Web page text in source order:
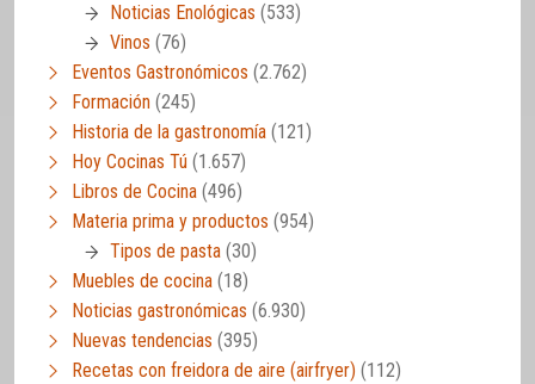
Noticias Enológicas (533)
Vinos (76)
Eventos Gastronómicos (2.762)
Formación (245)
Historia de la gastronomía (121)
Hoy Cocinas Tú (1.657)
Libros de Cocina (496)
Materia prima y productos (954)
Tipos de pasta (30)
Muebles de cocina (18)
Noticias gastronómicas (6.930)
Nuevas tendencias (395)
Recetas con freidora de aire (airfryer) (112)